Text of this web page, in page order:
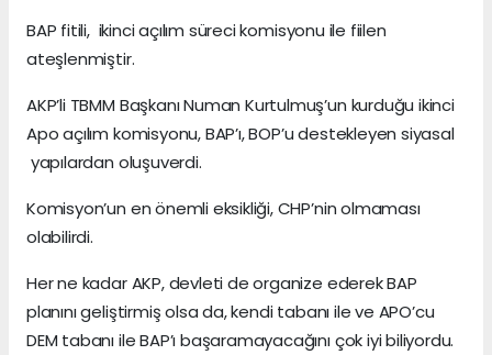
BAP fitili, ikinci açılım süreci komisyonu ile fiilen
ateşlenmiştir.
AKP’li TBMM Başkanı Numan Kurtulmuş’un kurduğu ikinci
Apo açılım komisyonu, BAP’ı, BOP’u destekleyen siyasal
yapılardan oluşuverdi.
Komisyon’un en önemli eksikliği, CHP’nin olmaması
olabilirdi.
Her ne kadar AKP, devleti de organize ederek BAP
planını geliştirmiş olsa da, kendi tabanı ile ve APO’cu
DEM tabanı ile BAP’ı başaramayacağını çok iyi biliyordu.